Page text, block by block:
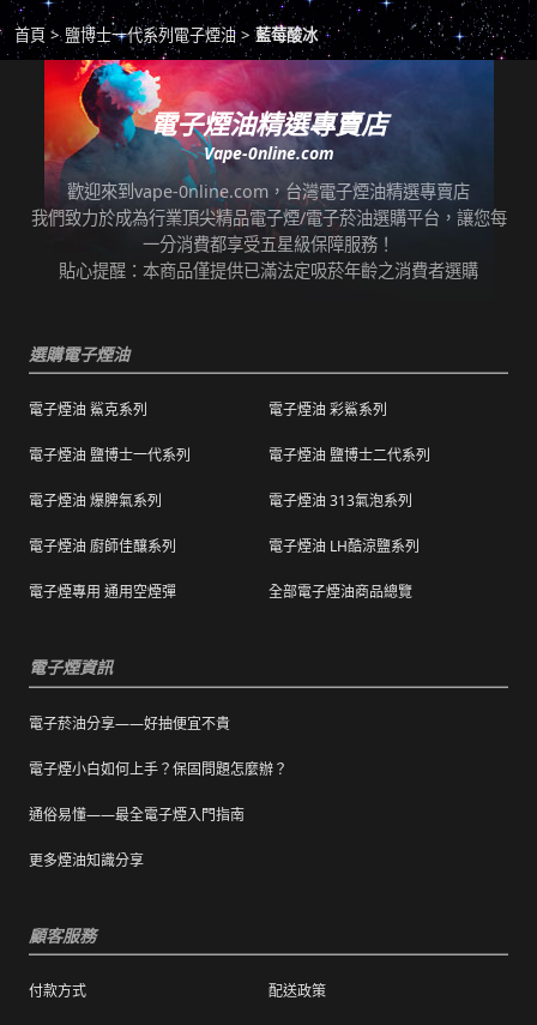
*提示2：至便利店付款並取貨者，請確認您提
交訂單時的暱稱與包裹是否一致，順利付款後
即可取貨。
*提示3：使用超商到店未取貨者，或會影響
「超商取貨信用」而導致無法再次使用超商取
貨服務，請顧客及時前往取貨。
任何運輸配送方式皆有發生延誤之可能，我們
保證訂單成立後會在24小時內出貨，但無法保
證物流配送零機率延遲。
統更新時間，會有所出入）
海外運送：
海外顧客如需訂購，請聯絡客服中心協助海外
商品若有任何瑕疵問題，請拍照/錄影並聯絡本
站客服，以利於退/換貨保固處理。
七天鑑賞期內有任何非人為問題，可免費退/換
貨。超過七天鑑賞期後若要退/換全新未拆封非
瑕疵商品，將收取總金額的20%服務費，並需
自行承擔來回運費。
本站所有商品在運送途中均有可能因為壓力改
變而造成滲漏問題，如發現滲漏，請拍照/錄影
並聯絡客服進行免費退換。有其他疑慮請聯絡
客服。
裝上黏貼紙張或書寫文字。
購買之商品若符合促銷活動（ 如滿減、免運等
本站商品屬於食品類，基於安全衛生考量，除
有非人為造成的破壞、損毀或不完整的商品瑕
首頁 鹽博士一代系列電子煙油 藍莓酸冰
電子煙油精選專賣店
Vape-0nline.com
歡迎來到vape-0nline.com，台灣電子煙油精選專賣店
我們致力於成為行業頂尖精品電子煙/電子菸油選購平台，讓您每
一分消費都享受五星級保障服務！
貼心提醒：本商品僅提供已滿法定吸菸年齡之消費者選購
選購電子煙油
電子煙油 鯊克系列 電子煙油 彩鯊系列
電子煙油 鹽博士一代系列 電子煙油 鹽博士二代系列
電子煙油 爆脾氣系列 電子煙油 313氣泡系列
電子煙油 廚師佳釀系列 電子煙油 LH酷涼鹽系列
電子煙專用 通用空煙彈 全部電子煙油商品總覽
電子煙資訊
電子菸油分享——好抽便宜不貴
電子煙小白如何上手？保固問題怎麼辦？
通俗易懂——最全電子煙入門指南
更多煙油知識分享
顧客服務
付款方式 配送政策